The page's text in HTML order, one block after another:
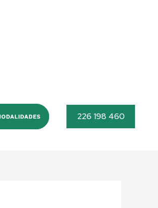
Menu 226 198 460